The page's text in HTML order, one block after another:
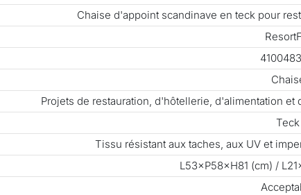
Chaise d'appoint scandinave en teck pour
Projets de restauration, d'hôtellerie, d'alimentation
Teck
Tissu résistant aux taches, aux UV et
L53×P58×H81 (cm) /